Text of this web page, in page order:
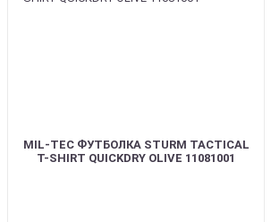
MIL-TEC ФУТБОЛКА STURM TACTICAL
T-SHIRT QUICKDRY OLIVE 11081001